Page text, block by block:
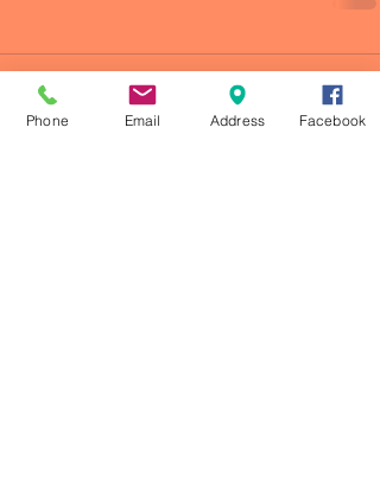
Comentarios
Phone Email Address Facebook